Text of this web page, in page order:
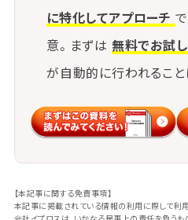
路面店の"見える"強
子や通行人のリアクシ
これらの工夫を積み重ねる
うになります。
に特化してアプローチ
意。まずは 無料でお試し
が自動的に行われること
【本記事に関する免責事項】
本記事に掲載されている情報の利用に際して利